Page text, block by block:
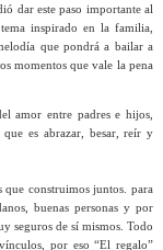
dar este paso importante al
inspirado en la familia,
que pondrá a bailar a
momentos que vale la pena
amor entre padres e hijos,
es abrazar, besar, reír y
que construimos juntos. para
buenas personas y por
seguros de sí mismos. Todo
por eso “El regalo”